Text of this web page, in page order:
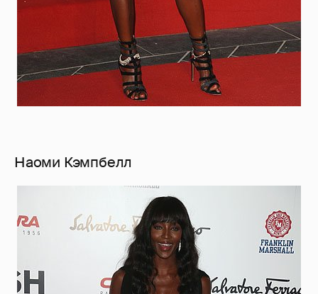
Наоми Кэмпбелл